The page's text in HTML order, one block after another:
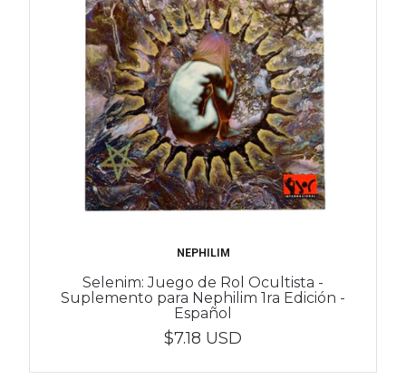
NEPHILIM
Selenim: Juego de Rol Ocultista -
Suplemento para Nephilim 1ra Edición -
Español
$7.18 USD